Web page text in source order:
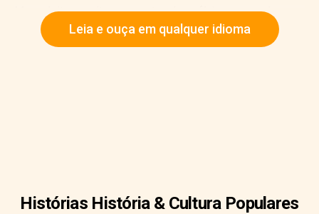
Mas a leitura muitas vezes traz benefícios que podem
não lhe ter ocorrido antes.
Leia e ouça em qualquer idioma
Histórias História & Cultura Populares